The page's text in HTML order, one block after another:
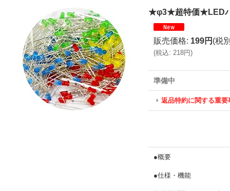
★φ3★超特価★LED
販売価格: 199円 (税
(税込: 218円)
準備中
返品特約に関する重要
●概要
●仕様・機能